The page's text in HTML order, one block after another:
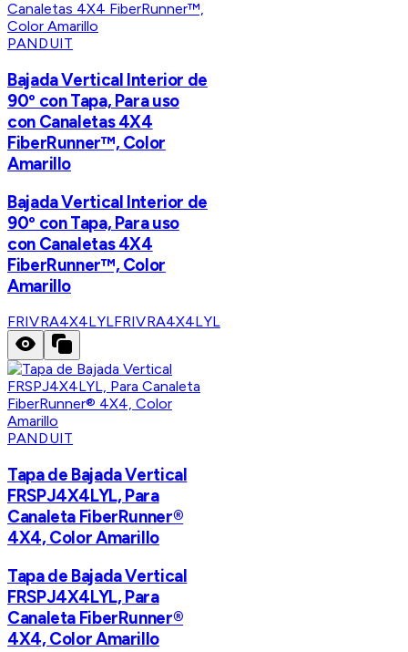
PANDUIT
Bajada Vertical Interior de
90º con Tapa, Para uso
con Canaletas 4X4
FiberRunner™, Color
Amarillo
Bajada Vertical Interior de
90º con Tapa, Para uso
con Canaletas 4X4
FiberRunner™, Color
Amarillo
FRIVRA4X4LYLFRIVRA4X4LYL
PANDUIT
Tapa de Bajada Vertical
FRSPJ4X4LYL, Para
Canaleta FiberRunner®
4X4, Color Amarillo
Tapa de Bajada Vertical
FRSPJ4X4LYL, Para
Canaleta FiberRunner®
4X4, Color Amarillo